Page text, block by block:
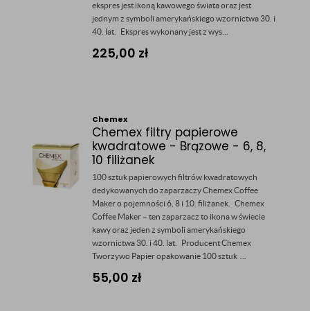
ekspres jest ikoną kawowego świata oraz jest
jednym z symboli amerykańskiego wzornictwa 30. i
40. lat. Ekspres wykonany jest z wys...
225,00 zł
Chemex
Chemex filtry papierowe
kwadratowe - Brązowe - 6, 8,
10 filiżanek
100 sztuk papierowych filtrów kwadratowych
dedykowanych do zaparzaczy Chemex Coffee
Maker o pojemności 6, 8 i 10. filiżanek. Chemex
Coffee Maker – ten zaparzacz to ikona w świecie
kawy oraz jeden z symboli amerykańskiego
wzornictwa 30. i 40. lat. Producent Chemex
Tworzywo Papier opakowanie 100 sztuk ...
55,00 zł